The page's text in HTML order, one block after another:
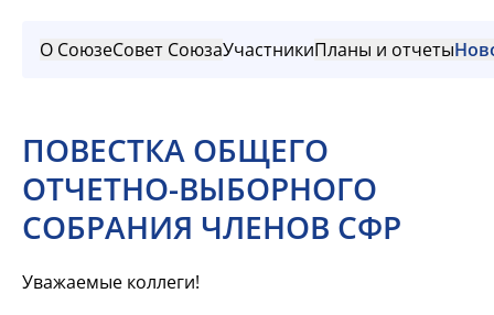
О СоюзеСовет СоюзаУчастникиПланы и отчеты
ПОВЕСТКА ОБЩЕГО
ОТЧЕТНО-ВЫБОРНОГО
СОБРАНИЯ ЧЛЕНОВ СФР
Уважаемые коллеги!